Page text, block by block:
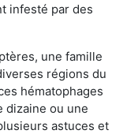
infesté par des
une famille
régions du
hématophages
dizaine ou une
astuces et